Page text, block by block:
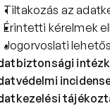
Tiltakozás az
Érintetti kérelmek
Jogorvoslati